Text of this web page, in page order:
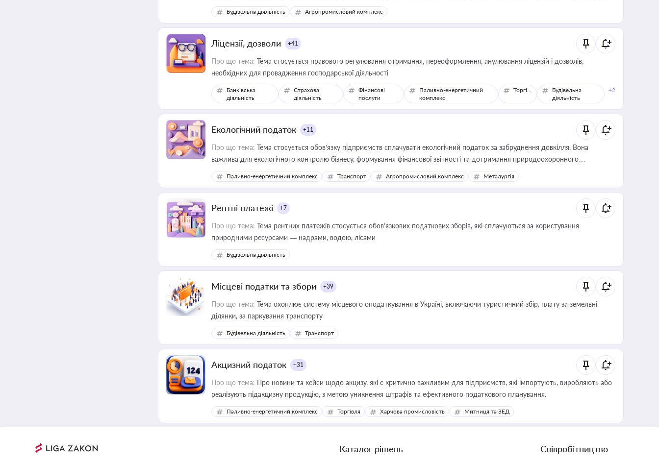
ресурсами
Будівельна діяльність Агропромисловий комплекс
Ліцензії, дозволи +41
Про що тема: Тема стосується правового регулювання отримання, переоформлення, анулювання ліцензій і дозволів,
необхідних для провадження господарської діяльності
Банківська
діяльність
Страхова
діяльність
Фінансові
послуги
Паливно-енергетичний
комплекс
Торгівля
Будівельна
діяльність
+2
Екологічний податок +11
Про що тема: Тема стосується обов’язку підприємств сплачувати екологічний податок за забруднення довкілля. Вона
важлива для екологічного контролю бізнесу, формування фінансової звітності та дотримання природоохоронного
законодавства
Паливно-енергетичний комплекс Транспорт Агропромисловий комплекс Металургія
Рентні платежі +7
Про що тема: Тема рентних платежів стосується обов’язкових податкових зборів, які сплачуються за користування
природними ресурсами — надрами, водою, лісами
Будівельна діяльність
Місцеві податки та збори +39
Про що тема: Тема охоплює систему місцевого оподаткування в Україні, включаючи туристичний збір, плату за земельні
ділянки, за паркування транспорту
Будівельна діяльність Транспорт
Акцизний податок +31
Про що тема: Про новини та кейси щодо акцизу, які є критично важливим для підприємств, які імпортують, виробляють або
реалізують підакцизну продукцію, з метою уникнення штрафів та ефективного податкового планування.
Паливно-енергетичний комплекс Торгівля Харчова промисловість Митниця та ЗЕД
Каталог рішень Співробітництво